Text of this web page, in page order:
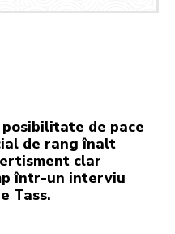
de pace
de rang înalt
clar
într-un interviu
Tass.